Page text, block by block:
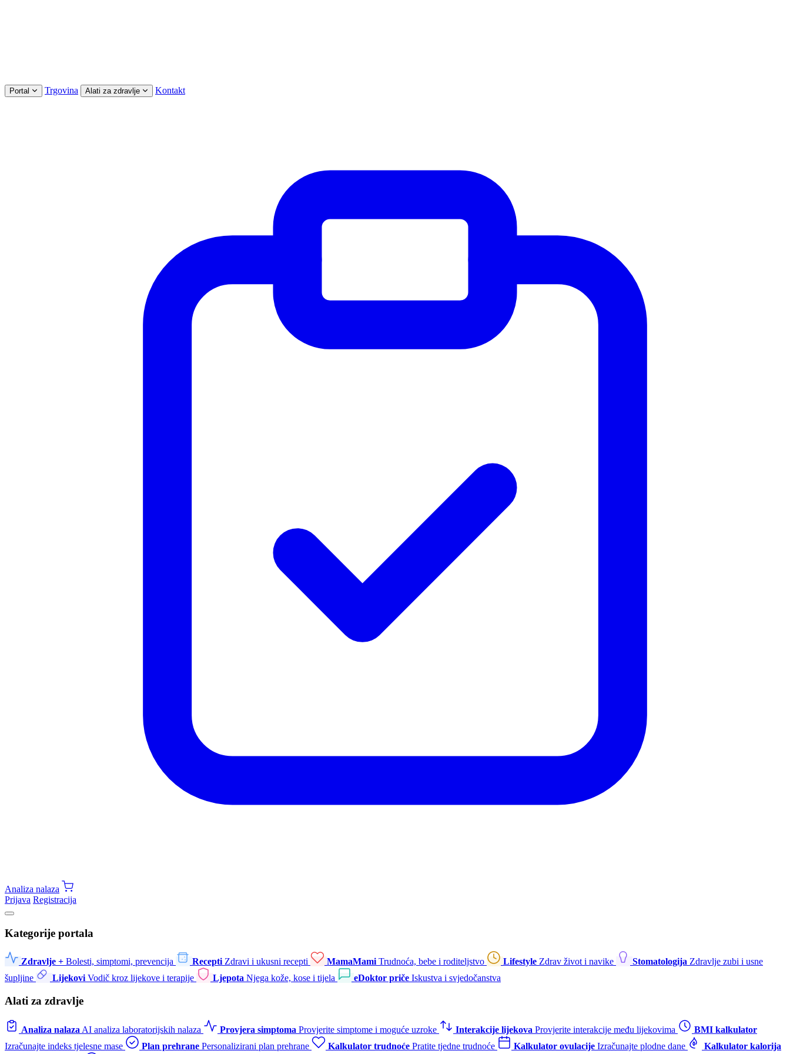
Portal Trgovina Alati za zdravlje Kontakt
Analiza nalaza
Prijava Registracija
Kategorije portala
Zdravlje + Bolesti, simptomi, prevencija Recepti Zdravi i ukusni recepti MamaMami Trudnoća, bebe i roditeljstvo Lifestyle Zdrav život i navike Stomatologija Zdravlje zubi i usne
šupljine
Lijekovi Vodič kroz lijekove i terapije Ljepota Njega kože, kose i tijela eDoktor priče Iskustva i svjedočanstva
Alati za zdravlje
Analiza nalaza AI analiza laboratorijskih nalaza Provjera simptoma Provjerite simptome i moguće uzroke Interakcije lijekova Provjerite interakcije među lijekovima
BMI kalkulator
Izračunajte indeks tjelesne mase
Plan prehrane Personalizirani plan prehrane Kalkulator trudnoće Pratite tjedne trudnoće Kalkulator ovulacije Izračunajte plodne dane
Kalkulator kalorija